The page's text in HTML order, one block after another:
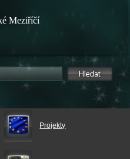
Meziříčí
Projekty